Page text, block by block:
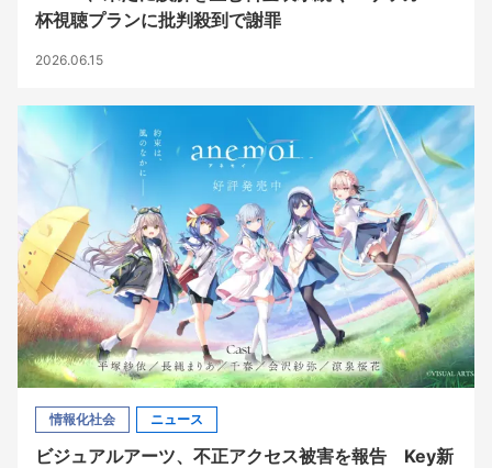
杯視聴プランに批判殺到で謝罪
2026.06.15
情報化社会 ニュース
ビジュアルアーツ、不正アクセス被害を報告 Key新